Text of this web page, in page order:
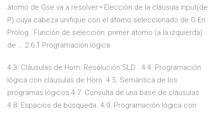
átomo de Gse va a resolver • Elección de la cláusula input(de
P) cuya cabeza unifique con el átomo seleccionado de G-En
Prolog : Función de selección: primer átomo (a la izquierda)
de … 2.6.1 Programación lógica
4.3. Cláusulas de Horn. Resolución SLD . 4.4. Programación
lógica con cláusulas de Horn. 4.5. Semántica de los
programas lógicos 4.7. Consulta de una base de cláusulas.
4.8. Espacios de búsqueda. 4.9. Programación lógica con